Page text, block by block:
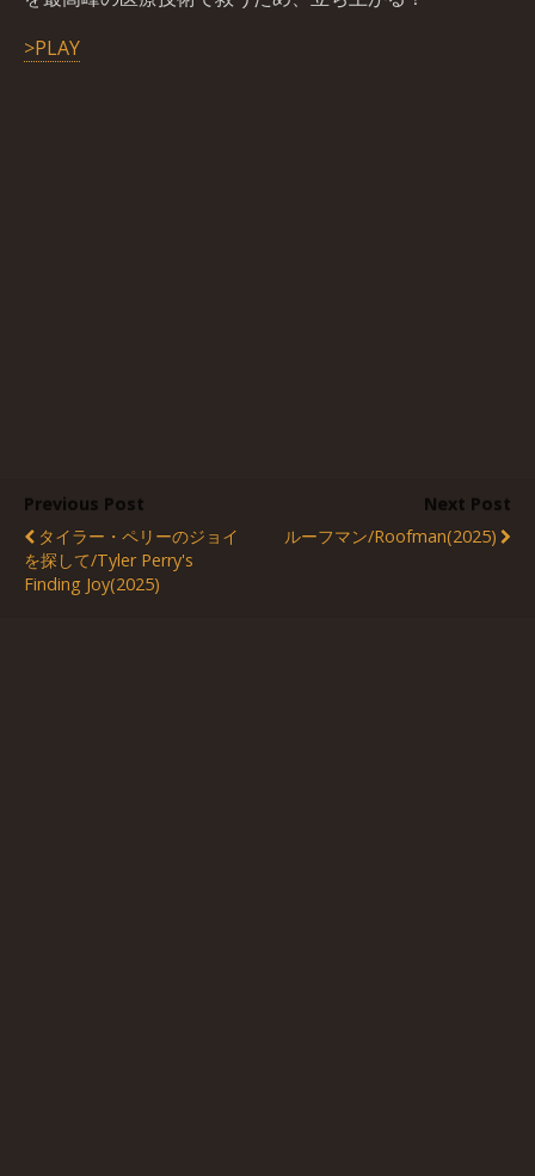
>PLAY
Previous Post
タイラー・ペリーのジョイ
を探して/Tyler Perry's
Finding Joy(2025)
Next Post
ルーフマン/Roofman(2025)